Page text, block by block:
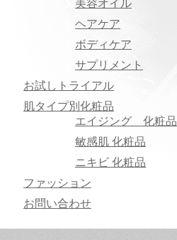
美容オイル
ヘアケア
ボディケア
サプリメント
お試しトライアル
肌タイプ別化粧品
エイジング 化粧品
敏感肌 化粧品
ニキビ 化粧品
ファッション
お問い合わせ